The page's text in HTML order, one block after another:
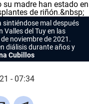
sintiéndose mal después
Valles del Tuy en las
noviembre de 2021.
diálisis durante años y
Cubillos
- 07:34